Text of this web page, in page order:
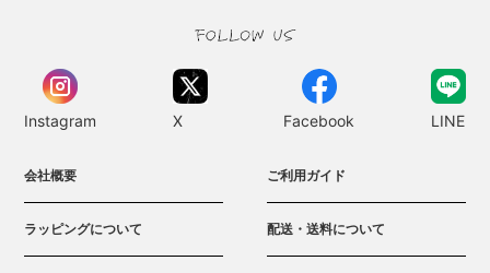
Instagram X Facebook LINE
会社概要 ご利用ガイド
ラッピングについて 配送・送料について